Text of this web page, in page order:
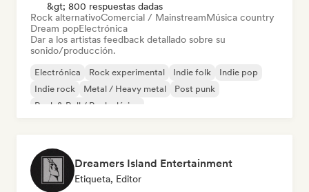
&gt; 800 respuestas dadas
Rock alternativoComercial / MainstreamMúsica country
Dream popElectrónica
Dar a los artistas feedback detallado sobre su
sonido/producción.
Electrónica Rock experimental Indie folk
Indie pop
Indie rock
Metal / Heavy metal
Post punk
Rock & Roll / Rock clásico
Dreamers Island Entertainment
Etiqueta, Editor